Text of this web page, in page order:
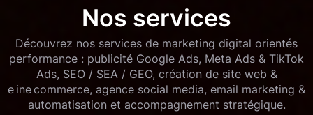
Nos services
Découvrez nos services de marketing digital orientés
performance : publicité Google Ads, Meta Ads & TikTok
Ads, SEO / SEA / GEO, création de site web &
e ine commerce, agence social media, email marketing &
automatisation et accompagnement stratégique.